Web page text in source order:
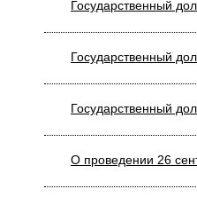
Государственный
Государственный
Государственный
O проведении 26